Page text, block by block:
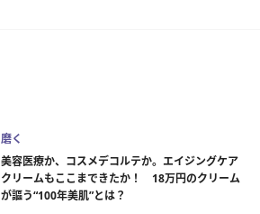
磨く
美容医療か、コスメデコルテか。エイジングケア
クリームもここまできたか！ 18万円のクリーム
が謳う“100年美肌”とは？